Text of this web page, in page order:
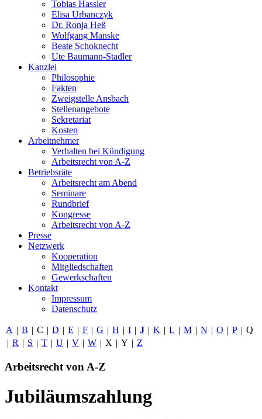
Tobias Hassler
Elisa Urbanczyk
Dr. Ronja Heß
Wolfgang Manske
Beate Schoknecht
Ute Baumann-Stadler
Kanzlei
Philosophie
Fakten
Zweigstelle Ansbach
Stellenangebote
Sekretariat
Kosten
Arbeitnehmer
Verhalten bei Kündigung
Arbeitsrecht von A-Z
Betriebsräte
Arbeitsrecht am Abend
Seminare
Rundbrief
Kongresse
Arbeitsrecht von A-Z
Presse
Netzwerk
Kooperation
Mitgliedschaften
Gewerkschaften
Kontakt
Impressum
Datenschutz
A | B | C | D | E | F | G | H | I | J | K | L | M | N | O | P | Q
| R | S | T | U | V | W | X | Y | Z
Arbeitsrecht von A-Z
Jubiläumszahlung